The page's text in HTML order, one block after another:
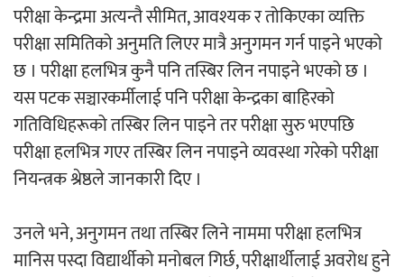
परीक्षा केन्द्रमा अत्यन्तै सीमित, आवश्यक र तोकिएका व्यक्ति
परीक्षा समितिको अनुमति लिएर मात्रै अनुगमन गर्न पाइने भएको
छ । परीक्षा हलभित्र कुनै पनि तस्बिर लिन नपाइने भएको छ ।
यस पटक सञ्चारकर्मीलाई पनि परीक्षा केन्द्रका बाहिरको
गतिविधिहरूको तस्बिर लिन पाइने तर परीक्षा सुरु भएपछि
परीक्षा हलभित्र गएर तस्बिर लिन नपाइने व्यवस्था गरेको परीक्षा
नियन्त्रक श्रेष्ठले जानकारी दिए ।
उनले भने, अनुगमन तथा तस्बिर लिने नाममा परीक्षा हलभित्र
मानिस पस्दा विद्यार्थीको मनोबल गिर्छ, परीक्षार्थीलाई अवरोध हुने